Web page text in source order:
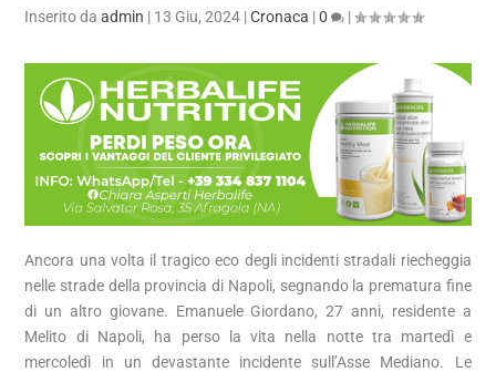
Inserito daadmin | 13 Giu, 2024 |Cronaca |0 |
Ancora una volta il tragico eco degli incidenti stradali riecheggia
nelle strade della provincia di Napoli, segnando la prematura fine
di un altro giovane. Emanuele Giordano, 27 anni, residente a
Melito di Napoli, ha perso la vita nella notte tra martedì e
mercoledì in un devastante incidente sull’Asse Mediano. Le